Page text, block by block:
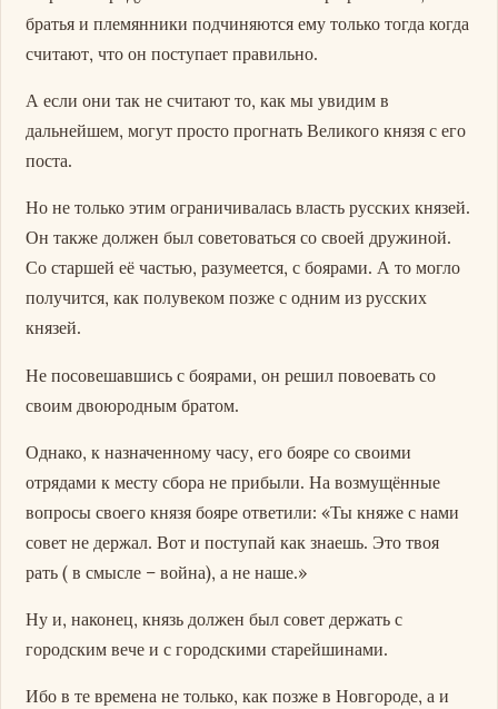
братья и племянники подчиняются ему только тогда когда
считают, что он поступает правильно.
А если они так не считают то, как мы увидим в
дальнейшем, могут просто прогнать Великого князя с его
поста.
Но не только этим ограничивалась власть русских князей.
Он также должен был советоваться со своей дружиной.
Со старшей её частью, разумеется, с боярами. А то могло
получится, как полувеком позже с одним из русских
князей.
Не посовешавшись с боярами, он решил повоевать со
своим двоюродным братом.
Однако, к назначенному часу, его бояре со своими
отрядами к месту сбора не прибыли. На возмущённые
вопросы своего князя бояре ответили: «Ты княже с нами
совет не держал. Вот и поступай как знаешь. Это твоя
рать ( в смысле – война), а не наше.»
Ну и, наконец, князь должен был совет держать с
городским вече и с городскими старейшинами.
Ибо в те времена не только, как позже в Новгороде, а и